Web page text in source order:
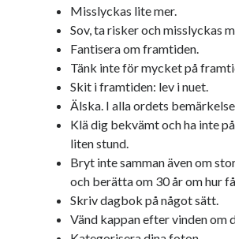
Misslyckas lite mer.
Sov, ta risker och misslyckas
Fantisera om framtiden.
Tänk inte för mycket på
Skit i framtiden: lev i nuet.
Älska. I alla ordets
Klä dig bekvämt och ha inte
liten stund.
Bryt inte samman även om
och berätta om 30 år om hur
Skriv dagbok på något sätt.
Vänd kappan efter vinden om